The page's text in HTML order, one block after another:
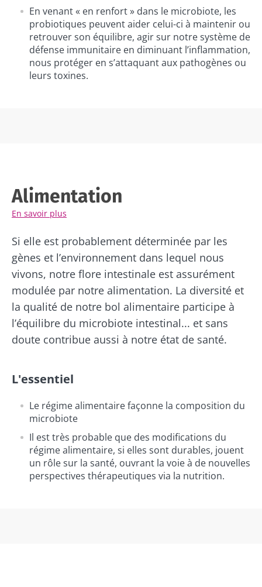
En venant « en renfort » dans le microbiote, les
probiotiques peuvent aider celui-ci à maintenir ou
retrouver son équilibre, agir sur notre système de
défense immunitaire en diminuant l’inflammation,
nous protéger en s’attaquant aux pathogènes ou
leurs toxines.
Alimentation
En savoir plus
Si elle est probablement déterminée par les
gènes et l’environnement dans lequel nous
vivons, notre flore intestinale est assurément
modulée par notre alimentation. La diversité et
la qualité de notre bol alimentaire participe à
l’équilibre du microbiote intestinal... et sans
doute contribue aussi à notre état de santé.
L'essentiel
Le régime alimentaire façonne la composition du
microbiote
Il est très probable que des modifications du
régime alimentaire, si elles sont durables, jouent
un rôle sur la santé, ouvrant la voie à de nouvelles
perspectives thérapeutiques via la nutrition.
Ne partez pas si vite !
Rejoignez la communauté du microbiote et
recevez une fois par mois "The Essential"
pour rester au courant des dernières